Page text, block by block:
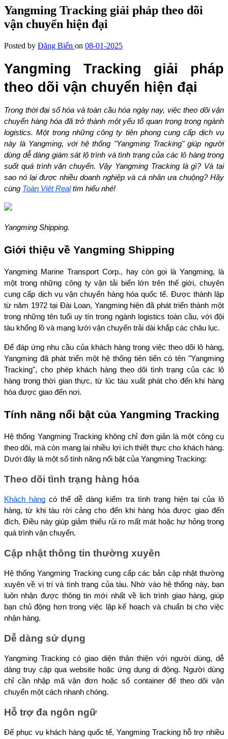
Yangming Tracking giải pháp theo dõi
vận chuyển hiện đại
Posted by Đăng Biển on 08-01-2025
Yangming Tracking giải pháp
theo dõi vận chuyển hiện đại
Trong thời đại số hóa và toàn cầu hóa ngày nay, việc theo dõi vận
chuyển hàng hóa đã trở thành một yếu tố quan trọng trong ngành
logistics. Một trong những công ty tiên phong cung cấp dịch vụ
này là Yangming, với hệ thống "Yangming Tracking" giúp người
dùng dễ dàng giám sát lộ trình và tình trạng của các lô hàng trong
suốt quá trình vận chuyển. Vậy Yangming Tracking là gì? Và tại
sao nó lại được nhiều doanh nghiệp và cá nhân ưa chuộng? Hãy
cùng Toàn Việt Real tìm hiểu nhé!
Yangming Shipping.
Giới thiệu về Yangming Shipping
Yangming Marine Transport Corp., hay còn gọi là Yangming, là
một trong những công ty vận tải biển lớn trên thế giới, chuyên
cung cấp dịch vụ vận chuyển hàng hóa quốc tế. Được thành lập
từ năm 1972 tại Đài Loan, Yangming hiện đã phát triển thành một
trong những tên tuổi uy tín trong ngành logistics toàn cầu, với đội
tàu khổng lồ và mạng lưới vận chuyển trải dài khắp các châu lục.
Để đáp ứng nhu cầu của khách hàng trong việc theo dõi lô hàng,
Yangming đã phát triển một hệ thống tiên tiến có tên "Yangming
Tracking", cho phép khách hàng theo dõi tình trạng của các lô
hàng trong thời gian thực, từ lúc tàu xuất phát cho đến khi hàng
hóa được giao đến nơi.
Tính năng nổi bật của Yangming Tracking
Hệ thống Yangming Tracking không chỉ đơn giản là một công cụ
theo dõi, mà còn mang lại nhiều lợi ích thiết thực cho khách hàng.
Dưới đây là một số tính năng nổi bật của Yangming Tracking:
Theo dõi tình trạng hàng hóa
Khách hàng có thể dễ dàng kiểm tra tình trạng hiện tại của lô
hàng, từ khi tàu rời cảng cho đến khi hàng hóa được giao đến
đích. Điều này giúp giảm thiểu rủi ro mất mát hoặc hư hỏng trong
quá trình vận chuyển.
Cập nhật thông tin thường xuyên
Hệ thống Yangming Tracking cung cấp các bản cập nhật thường
xuyên về vị trí và tình trạng của tàu. Nhờ vào hệ thống này, bạn
luôn nhận được thông tin mới nhất về lịch trình giao hàng, giúp
bạn chủ động hơn trong việc lập kế hoạch và chuẩn bị cho việc
nhận hàng.
Dễ dàng sử dụng
Yangming Tracking có giao diện thân thiện với người dùng, dễ
dàng truy cập qua website hoặc ứng dụng di động. Người dùng
chỉ cần nhập mã vận đơn hoặc số container để theo dõi vận
chuyển một cách nhanh chóng.
Hỗ trợ đa ngôn ngữ
Để phục vụ khách hàng quốc tế, Yangming Tracking hỗ trợ nhiều